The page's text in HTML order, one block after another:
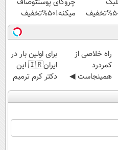
میکنه!50%تخفیف
‌راه خلاصی از
کمردرد
همینجاست ◀
فقط کافیه فرم
رو پر کنی!
برای اولین بار در
ایران🇮🇷 این
دکتر کرم ترمیم
کننده 23 روزه
ساخت!